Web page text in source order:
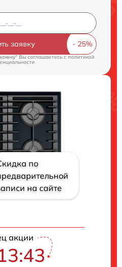
заявку
Вы соглашаетесь cполитикой
по
на сайте
акции